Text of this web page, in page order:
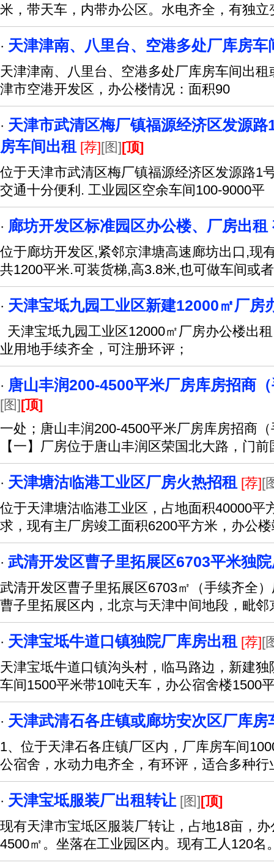
米，带天车，内带办公区。水电齐全，有独立
· 天津津南、八里台、空港多处厂库房车
天津津南、八里台、空港多处厂库房车间出
津市空港开发区，办公楼情况：面积90
· 天津市武清区梅厂镇福源经济区发源
房车间出租 [荐][图][顶]
位于天津市武清区梅厂镇福源经济区发源路1
交通十分便利. 工业园区空余车间100-9000平
· 廊坊开发区标准园区办公楼、厂房出租
位于廊坊开发区,紧邻京津塘高速廊坊出口,现
共1200平米.可装货梯,高3.8米,也可做车间或者
· 天津宝坻九园工业区新建12000㎡厂房
天津宝坻九园工业区12000㎡厂房办公楼出
业用地手续齐全，可注册环评；
· 唐山丰润200-4500平米厂房库房招商
[图][顶]
一处；唐山丰润200-4500平米厂房库房招商
【一】厂房位于唐山丰润区荣国北大路，门
· 天津塘沽临港工业区厂房火热招租 [荐][
位于天津塘沽临港工业区，占地面积40000平
求，现有主厂房竣工面积6200平方米，办公
· 武清开发区曹子里拓展区6703平米独
武清开发区曹子里拓展区6703㎡（手续齐全
曹子里拓展区内，北京与天津中间地段，毗邻
· 天津宝坻牛道口镇独院厂库房出租 [荐][
天津宝坻牛道口镇沟头村，临马路边，新建
车间1500平米带10吨天车，办公宿舍楼1500
· 天津武清石各庄镇或廊坊安次区厂库房
1、位于天津石各庄镇厂区内，厂库房车间
公宿舍，水动力电齐全，有环评，适合多种行
· 天津宝坻服装厂出租转让 [图][顶]
现有天津市宝坻区服装厂转让，占地18亩，
4500㎡。坐落在工业园区内。现有工人120名